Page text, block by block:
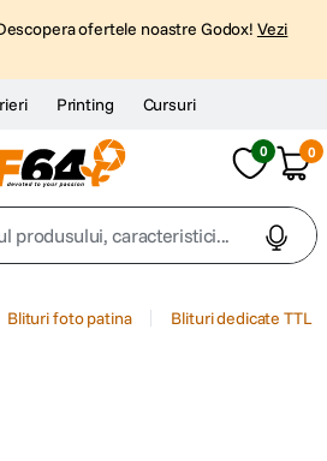
ofertele noastre Godox! Vezi
Printing Cursuri
0 0
caracteristici...
Blituri foto patina Blituri dedicate TTL